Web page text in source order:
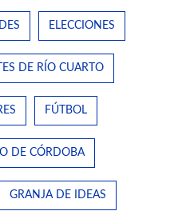
ELECCIONES
DE RÍO CUARTO
FÚTBOL
DE CÓRDOBA
GRANJA DE IDEAS